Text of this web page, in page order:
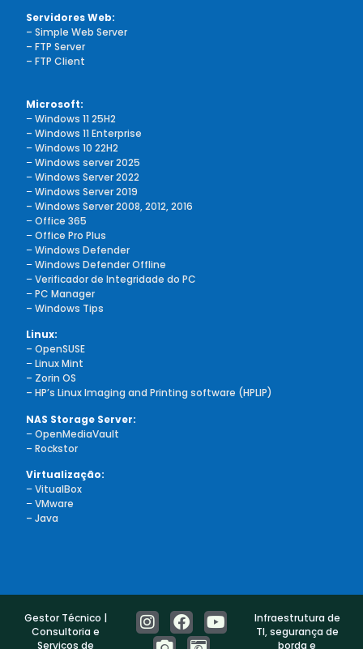
Servidores Web:
– Simple Web Server
– FTP Server
– FTP Client
Microsoft:
–Windows 11 25H2
– Windows 11 Enterprise
–Windows 10 22H2
–Windows server 2025
–Windows Server 2022
–Windows Server 2019
– Windows Server 2008, 2012, 2016
–Office 365
–Office Pro Plus
–Windows Defender
–Windows Defender Offline
–Verificador de Integridade do PC
–PC Manager
– Windows Tips
Linux:
– OpenSUSE
–Linux Mint
– Zorin OS
– HP’s Linux Imaging and Printing software (HPLIP)
NAS Storage Server:
–OpenMediaVault
– Rockstor
Virtualização:
–VitualBox
–VMware
– Java
Gestor Técnico |
Consultoria e
Serviços de
Infraestrutura de
TI, segurança de
borda e